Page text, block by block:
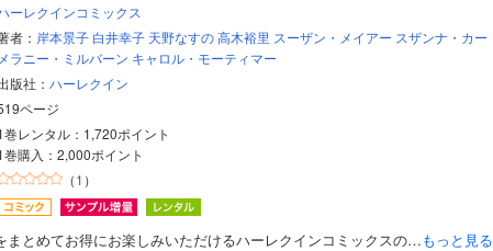
ーレクインコミックス
者： 岸本景子 白井幸子 天野なすの 高木裕里 スーザン・メイアー スザンナ・カー
メラニー・ミルバーン キャロル・モーティマー
版社： ハーレクイン
ページ
巻レンタル：1,720ポイント
巻購入：2,000ポイント
（1 ）
まとめてお得にお楽しみいただけるハーレクインコミックスの…もっと見る